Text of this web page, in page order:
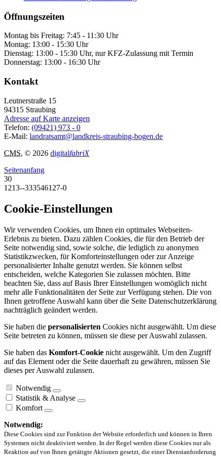
Öffnungszeiten
Montag bis Freitag: 7:45 - 11:30 Uhr
Montag: 13:00 - 15:30 Uhr
Dienstag: 13:00 - 15:30 Uhr, nur KFZ-Zulassung mit Termin
Donnerstag: 13:00 - 16:30 Uhr
Kontakt
Leutnerstraße 15
94315 Straubing
Adresse auf Karte anzeigen
Telefon: (09421) 973 - 0
E-Mail: landratsamt@landkreis-straubing-bogen.de
CMS, © 2026 digitalfabriX
Seitenanfang
30
1213--333546127-0
Cookie-Einstellungen
Wir verwenden Cookies, um Ihnen ein optimales Webseiten-
Erlebnis zu bieten. Dazu zählen Cookies, die für den Betrieb der
Seite notwendig sind, sowie solche, die lediglich zu anonymen
Statistikzwecken, für Komforteinstellungen oder zur Anzeige
personalisierter Inhalte genutzt werden. Sie können selbst
entscheiden, welche Kategorien Sie zulassen möchten. Bitte
beachten Sie, dass auf Basis Ihrer Einstellungen womöglich nicht
mehr alle Funktionalitäten der Seite zur Verfügung stehen. Die von
Ihnen getroffene Auswahl kann über die Seite Datenschutzerklärung
nachträglich geändert werden.
Sie haben die personalisierten Cookies nicht ausgewählt. Um diese
Seite betreten zu können, müssen sie diese per Auswahl zulassen.
Sie haben das Komfort-Cookie nicht ausgewählt. Um den Zugriff
auf das Element oder die Seite dauerhaft zu gewähren, müssen Sie
dieses per Auswahl zulassen.
Notwendig
Statistik & Analyse
Komfort
Notwendig:
Diese Cookies sind zur Funktion der Website erforderlich und können in Ihren
Systemen nicht deaktiviert werden. In der Regel werden diese Cookies nur als
Reaktion auf von Ihnen getätigte Aktionen gesetzt, die einer Dienstanforderung